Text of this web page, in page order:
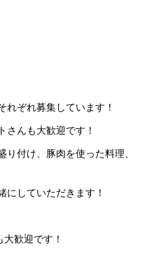
ぞれ募集しています！
んも大歓迎です！
付け、豚肉を使った料理、
していただきます！
歓迎です！